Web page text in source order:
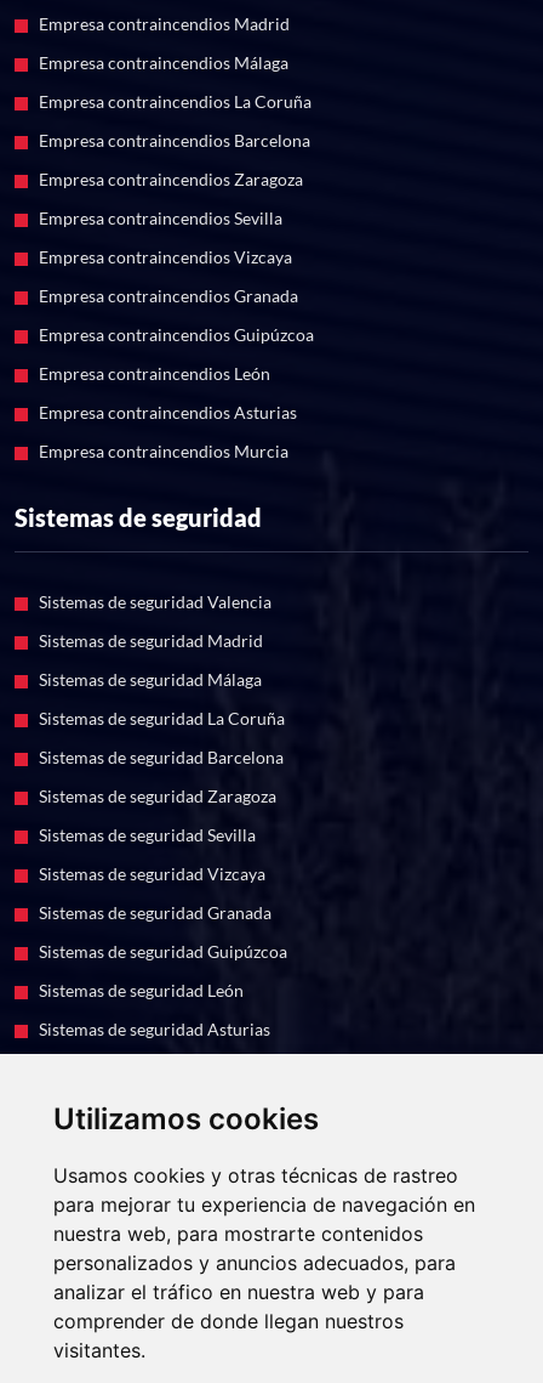
Utilizamos cookies
Usamos cookies y otras técnicas de rastreo
para mejorar tu experiencia de navegación en
nuestra web, para mostrarte contenidos
personalizados y anuncios adecuados, para
analizar el tráfico en nuestra web y para
comprender de donde llegan nuestros
visitantes.
Empresa contraincendios Madrid
Empresa contraincendios Málaga
Empresa contraincendios La Coruña
Empresa contraincendios Barcelona
Empresa contraincendios Zaragoza
Empresa contraincendios Sevilla
Empresa contraincendios Vizcaya
Empresa contraincendios Granada
Empresa contraincendios Guipúzcoa
Empresa contraincendios León
Empresa contraincendios Asturias
Empresa contraincendios Murcia
Sistemas de seguridad
Sistemas de seguridad Valencia
Sistemas de seguridad Madrid
Sistemas de seguridad Málaga
Sistemas de seguridad La Coruña
Sistemas de seguridad Barcelona
Sistemas de seguridad Zaragoza
Sistemas de seguridad Sevilla
Sistemas de seguridad Vizcaya
Sistemas de seguridad Granada
Sistemas de seguridad Guipúzcoa
Sistemas de seguridad León
Sistemas de seguridad Asturias
EUROFESA, S.A. ha recibido una ayuda de 6.410 euros para la
Programa de incentivos a la movilidad eficiente y sostenible
(Programa MOVES III) del Ministerio para la Transición Ecológica y
el Reto Demográfico a través del IDAE, gestionado por la Junta de
Castilla y León
Copyright 2021 - 2026 · Web realizada porVISIONCLICK®